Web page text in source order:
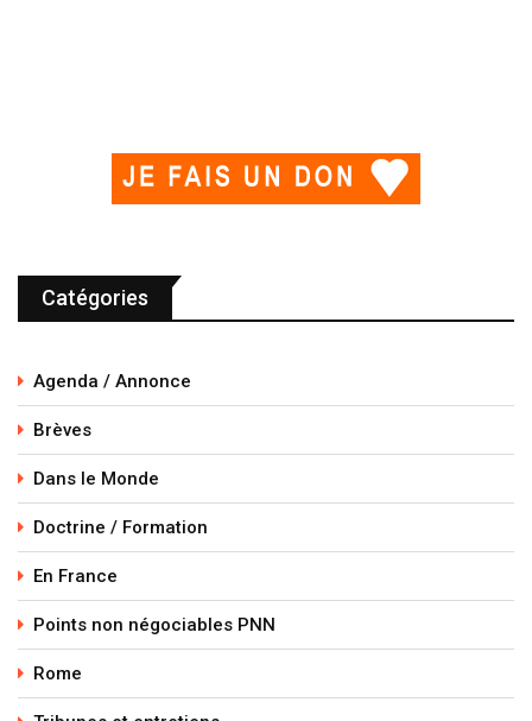
Catégories
Agenda / Annonce
Brèves
Dans le Monde
Doctrine / Formation
En France
Points non négociables PNN
Rome